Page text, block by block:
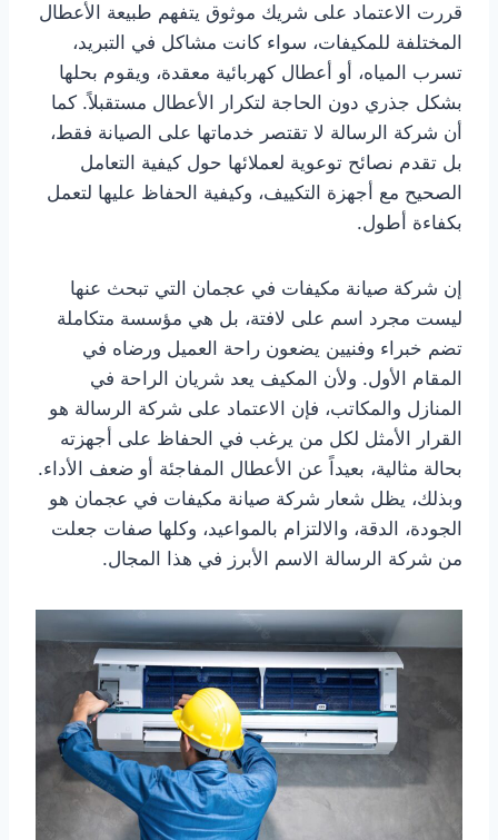
قررت الاعتماد على شريك موثوق يتفهم طبيعة الأعطال
المختلفة للمكيفات، سواء كانت مشاكل في التبريد،
تسرب المياه، أو أعطال كهربائية معقدة، ويقوم بحلها
بشكل جذري دون الحاجة لتكرار الأعطال مستقبلاً. كما
أن شركة الرسالة لا تقتصر خدماتها على الصيانة فقط،
بل تقدم نصائح توعوية لعملائها حول كيفية التعامل
الصحيح مع أجهزة التكييف، وكيفية الحفاظ عليها لتعمل
بكفاءة أطول.
إن شركة صيانة مكيفات في عجمان التي تبحث عنها
ليست مجرد اسم على لافتة، بل هي مؤسسة متكاملة
تضم خبراء وفنيين يضعون راحة العميل ورضاه في
المقام الأول. ولأن المكيف يعد شريان الراحة في
المنازل والمكاتب، فإن الاعتماد على شركة الرسالة هو
القرار الأمثل لكل من يرغب في الحفاظ على أجهزته
بحالة مثالية، بعيداً عن الأعطال المفاجئة أو ضعف الأداء.
وبذلك، يظل شعار شركة صيانة مكيفات في عجمان هو
الجودة، الدقة، والالتزام بالمواعيد، وكلها صفات جعلت
من شركة الرسالة الاسم الأبرز في هذا المجال.